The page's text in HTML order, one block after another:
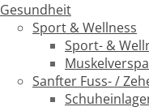
Gesundheit
Sport & Wellness
Sport- &
Sanfter Fuss- /